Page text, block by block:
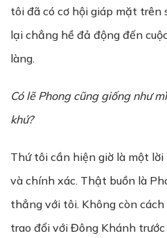
tôi đã có cơ hội giáp mặt trên
lại chẳng hề đả động đến
làng.
Có lẽ Phong cũng giống như
khứ?
Thứ tôi cần hiện giờ là một
và chính xác. Thật buồn là
thẳng với tôi. Không còn
trao đổi với Đông Khánh